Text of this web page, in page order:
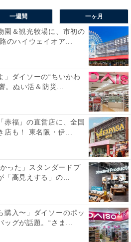
一週間 一ヶ月
園＆観光牧場に、市初の
のハイウェイオア...
」ダイソーの“ちいかわ
。ぬい活＆防災...
赤福」の直営店に、全国
店も！ 東名阪・伊...
った」スタンダードプ
「高見えする」の...
購入〜」ダイソーのポッ
グが話題。“さま...